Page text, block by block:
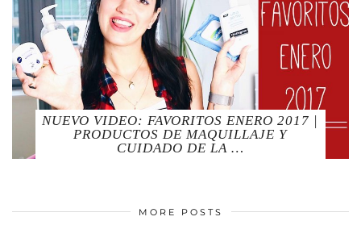
NUEVO VIDEO: FAVORITOS ENERO 2017 |
PRODUCTOS DE MAQUILLAJE Y
CUIDADO DE LA …
MORE POSTS